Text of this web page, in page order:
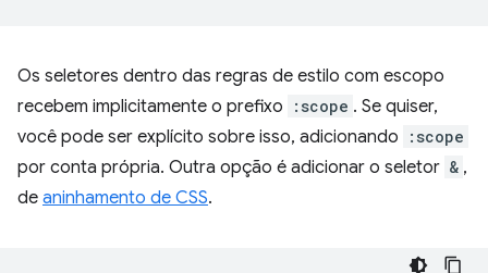
Os seletores dentro das regras de estilo com escopo
recebem implicitamente o prefixo
:scope . Se quiser,
você pode ser explícito sobre isso, adicionando
:scope
por conta própria. Outra opção é adicionar o seletor & ,
de aninhamento de CSS.